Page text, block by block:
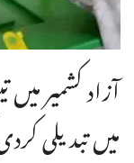
آزاد کشمیر
میں تبدیلی